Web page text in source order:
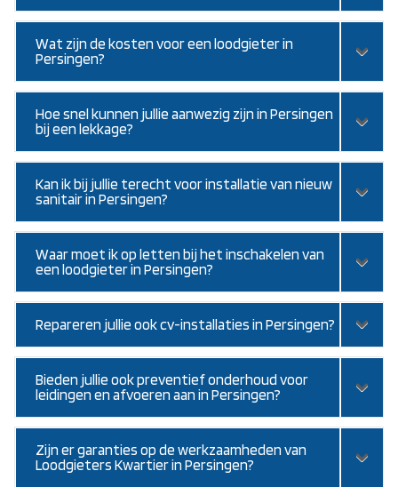
Wat zijn de kosten voor een loodgieter in
Persingen?
Hoe snel kunnen jullie aanwezig zijn in Persingen
bij een lekkage?
Kan ik bij jullie terecht voor installatie van nieuw
sanitair in Persingen?
Waar moet ik op letten bij het inschakelen van
een loodgieter in Persingen?
Repareren jullie ook cv-installaties in Persingen?
Bieden jullie ook preventief onderhoud voor
leidingen en afvoeren aan in Persingen?
Zijn er garanties op de werkzaamheden van
Loodgieters Kwartier in Persingen?